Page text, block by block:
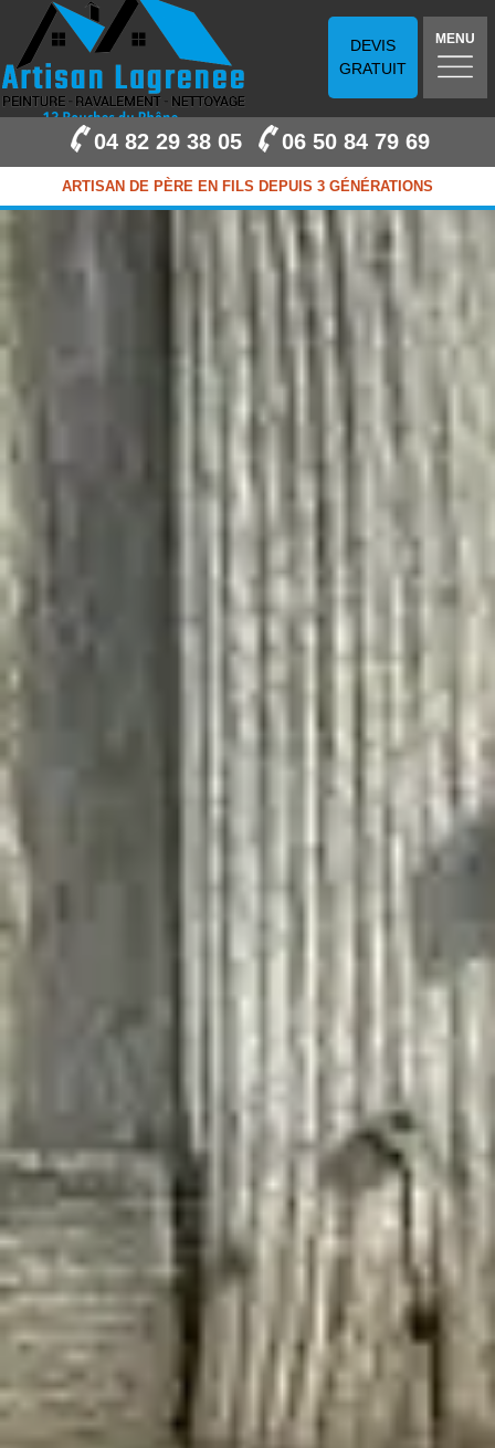
DEVIS
GRATUIT
MENU
04 82 29 38 05 06 50 84 79 69
ARTISAN DE PÈRE EN FILS DEPUIS 3 GÉNÉRATIONS